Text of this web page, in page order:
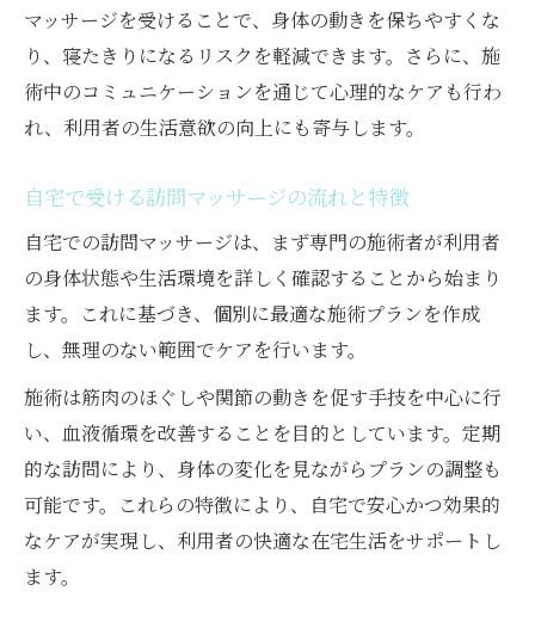
自宅ケアと訪問マッサージの両立メリット
訪問マッサージで家族も安心のケア環境に
マッサージを受けることで、身体の動きを保ちやすくな
り、寝たきりになるリスクを軽減できます。さらに、施
術中のコミュニケーションを通じて心理的なケアも行わ
れ、利用者の生活意欲の向上にも寄与します。
自宅で受ける訪問マッサージの流れと特徴
自宅での訪問マッサージは、まず専門の施術者が利用者
の身体状態や生活環境を詳しく確認することから始まり
ます。これに基づき、個別に最適な施術プランを作成
し、無理のない範囲でケアを行います。
施術は筋肉のほぐしや関節の動きを促す手技を中心に行
い、血液循環を改善することを目的としています。定期
的な訪問により、身体の変化を見ながらプランの調整も
可能です。これらの特徴により、自宅で安心かつ効果的
なケアが実現し、利用者の快適な在宅生活をサポートし
ます。